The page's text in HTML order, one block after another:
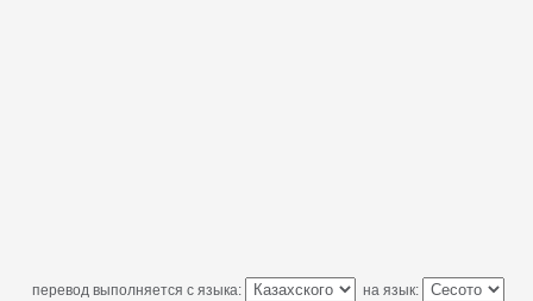
перевод выполняется с языка:
на язык: